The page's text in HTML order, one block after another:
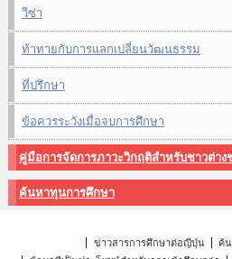
วีซ่า
ท้าทายกับการแลกเปลี่ยนวัฒนธรรม
ที่ปรึกษา
ข้อควรระวังเมื่อจบการศึกษา
คู่มือการจัดการภาวะวิกฤติสำหรับชาวต่าง
ค้นหาทุนการศึกษา
ข่าวสารการศึกษาต่อญี่ปุ่น
ค้